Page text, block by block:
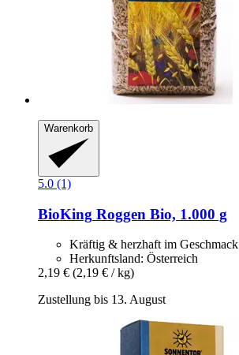
Warenkorb
5.0 (1)
BioKing Roggen Bio, 1.000 g
Kräftig & herzhaft im Geschmack
Herkunftsland: Österreich
2,19 € (2,19 € / kg)
Zustellung bis 13. August